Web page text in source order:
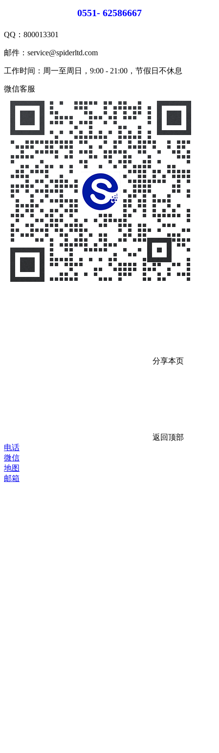
0551- 62586667
QQ： 800013301
邮件：service@spiderltd.com
工作时间：周一至周日，9:00 - 21:00，节假日不休息
微信客服
分享本页
返回顶部
电话
微信
地图
邮箱